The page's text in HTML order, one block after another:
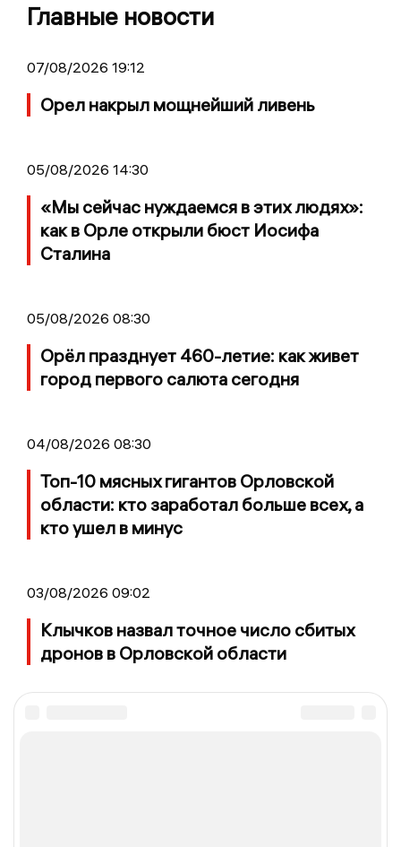
Главные новости
07/08/2026 19:12
Орел накрыл мощнейший ливень
05/08/2026 14:30
«Мы сейчас нуждаемся в этих людях»:
как в Орле открыли бюст Иосифа
Сталина
05/08/2026 08:30
Орёл празднует 460-летие: как живет
город первого салюта сегодня
04/08/2026 08:30
Топ-10 мясных гигантов Орловской
области: кто заработал больше всех, а
кто ушел в минус
03/08/2026 09:02
Клычков назвал точное число сбитых
дронов в Орловской области